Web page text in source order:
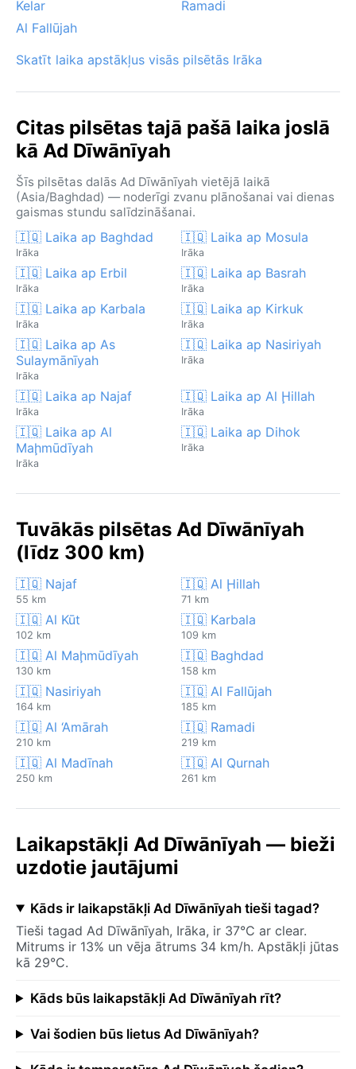
Kelar
Ramadi
Al Fallūjah
Skatīt laika apstākļus visās pilsētās Irāka
Citas pilsētas tajā pašā laika joslā
kā Ad Dīwānīyah
Šīs pilsētas dalās Ad Dīwānīyah vietējā laikā
(Asia/Baghdad) — noderīgi zvanu plānošanai vai dienas
gaismas stundu salīdzināšanai.
🇮🇶 Laika ap Baghdad
Irāka
🇮🇶 Laika ap Mosula
Irāka
🇮🇶 Laika ap Erbil
Irāka
🇮🇶 Laika ap Basrah
Irāka
🇮🇶 Laika ap Karbala
Irāka
🇮🇶 Laika ap Kirkuk
Irāka
🇮🇶 Laika ap As
Sulaymānīyah
Irāka
🇮🇶 Laika ap Nasiriyah
Irāka
🇮🇶 Laika ap Najaf
Irāka
🇮🇶 Laika ap Al Ḩillah
Irāka
🇮🇶 Laika ap Al
Maḩmūdīyah
Irāka
🇮🇶 Laika ap Dihok
Irāka
Tuvākās pilsētas Ad Dīwānīyah
(līdz 300 km)
🇮🇶 Najaf
55 km
🇮🇶 Al Ḩillah
71 km
🇮🇶 Al Kūt
102 km
🇮🇶 Karbala
109 km
🇮🇶 Al Maḩmūdīyah
130 km
🇮🇶 Baghdad
158 km
🇮🇶 Nasiriyah
164 km
🇮🇶 Al Fallūjah
185 km
🇮🇶 Al ‘Amārah
210 km
🇮🇶 Ramadi
219 km
🇮🇶 Al Madīnah
250 km
🇮🇶 Al Qurnah
261 km
Laikapstākļi Ad Dīwānīyah — bieži
uzdotie jautājumi
Kāds ir laikapstākļi Ad Dīwānīyah tieši tagad?
Tieši tagad Ad Dīwānīyah, Irāka, ir 37°C ar clear.
Mitrums ir 13% un vēja ātrums 34 km/h. Apstākļi jūtas
kā 29°C.
Kāds būs laikapstākļi Ad Dīwānīyah rīt?
Vai šodien būs lietus Ad Dīwānīyah?